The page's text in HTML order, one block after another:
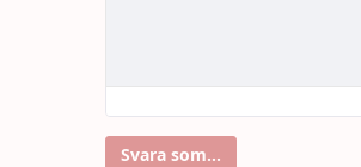
Svara som...